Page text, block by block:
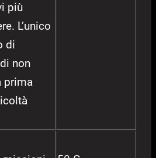
più
L’unico
di
non
prima